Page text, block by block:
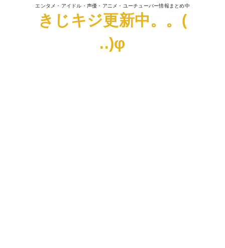
エンタメ・アイドル・声優・アニメ・ユーチューバー情報まとめ中
きじキジ更新中。。(
..)φ